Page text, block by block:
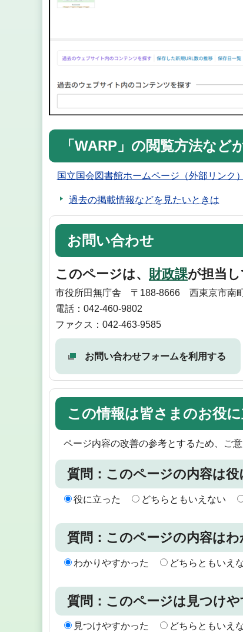
「WARP」の閲覧方法など
国立国会図書館ホームページ（外部リンク）
過去の掲載情報などを見たいときは
お問い合わせ
このページは、 財政課が担当し
市役所田無庁舎 〒188-8666 西東京市南
電話：042-460-9802
ファクス：042-463-9585
お問い合わせフォームを利用する
この情報は皆さまのお役
ページ内容の改善の参考とするため、ご
質問：このページの内容は役
役に立った どちらともいえない
質問：このページの内容は
わかりやすかった どちらともいえ
質問：このページは見つけ
見つけやすかった どちらともいえ